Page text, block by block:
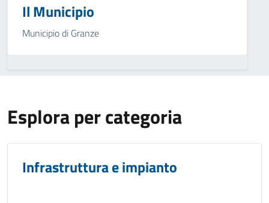
Il Municipio
Municipio di Granze
Esplora per categoria
Infrastruttura e impianto